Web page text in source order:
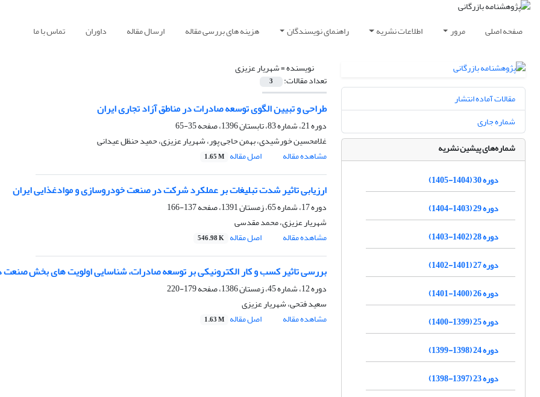
صفحه اصلی مرور اطلاعات نشریه راهنمای نویسندگان هزینه های بررسی مقاله ارسال مقاله داوران تماس با ما
نویسنده =شهریار عزیزی
تعداد مقالات: 3
طراحی و تبیین الگوی توسعه صادرات در مناطق آزاد تجاری ایران
دوره 21، شماره 83، تابستان 1396، صفحه
35-65
غلامحسین خورشیدی، بهمن حاجی پور، شهریار عزیزی، حمید حنظل عیدانی
مشاهده مقاله
اصل مقاله 1.65 M
ارزیابی تاثیر شدت تبلیغات بر عملکرد شرکت در صنعت خودروسازی و موادغذایی ایران
دوره 17، شماره 65، زمستان 1391، صفحه
137-166
شهریار عزیزی، محمد مقدسی
مشاهده مقاله
اصل مقاله 546.98 K
بررسی تاثیر کسب و کار الکترونیکی بر توسعه صادرات، شناسایی اولویت های بخش
دوره 12، شماره 45، زمستان 1386، صفحه
179-220
سعید فتحی، شهریار عزیزی
مشاهده مقاله
اصل مقاله 1.63 M
مقالات آماده انتشار
شماره جاری
شماره‌های پیشین نشریه
دوره 30 (1404-1405)
دوره 29 (1403-1404)
دوره 28 (1402-1403)
دوره 27 (1401-1402)
دوره 26 (1400-1401)
دوره 25 (1399-1400)
دوره 24 (1398-1399)
دوره 23 (1397-1398)